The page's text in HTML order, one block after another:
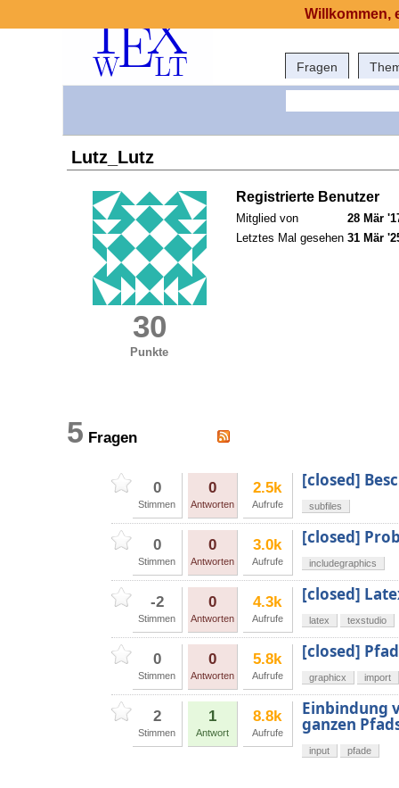
Fragen
Lutz_Lutz
30
Punkte
Registrierte Benutzer
Mitglied von
28 Mär
Letztes Mal gesehen 31 Mär
5 Fragen
0
Stimmen
0
Antworten
2.5k
Aufrufe
[closed]
subfiles
0
Stimmen
0
Antworten
3.0k
Aufrufe
[closed]
includegraphics
-2
Stimmen
0
Antworten
4.3k
Aufrufe
[closed]
latex texstudio
0
Stimmen
0
Antworten
5.8k
Aufrufe
[closed]
graphicx import
2
Stimmen
1
Antwort
8.8k
Aufrufe
Einbindung
ganzen
input pfade
Willkommen,